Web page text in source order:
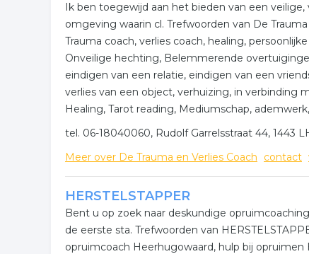
Ik ben toegewijd aan het bieden van een
omgeving waarin cl. Trefwoorden van De
Trauma coach, verlies coach, healing,
Onveilige hechting, Belemmerende
eindigen van een relatie, eindigen van een
verlies van een object, verhuizing, in verbinding
Healing, Tarot reading, Mediumschap,
tel. 06-18040060, Rudolf Garrelsstraat 44, 1443
Meer over De Trauma en Verlies Coach
contact
HERSTELSTAPPER
Bent u op zoek naar deskundige
de eerste sta. Trefwoorden van
opruimcoach Heerhugowaard, hulp bij